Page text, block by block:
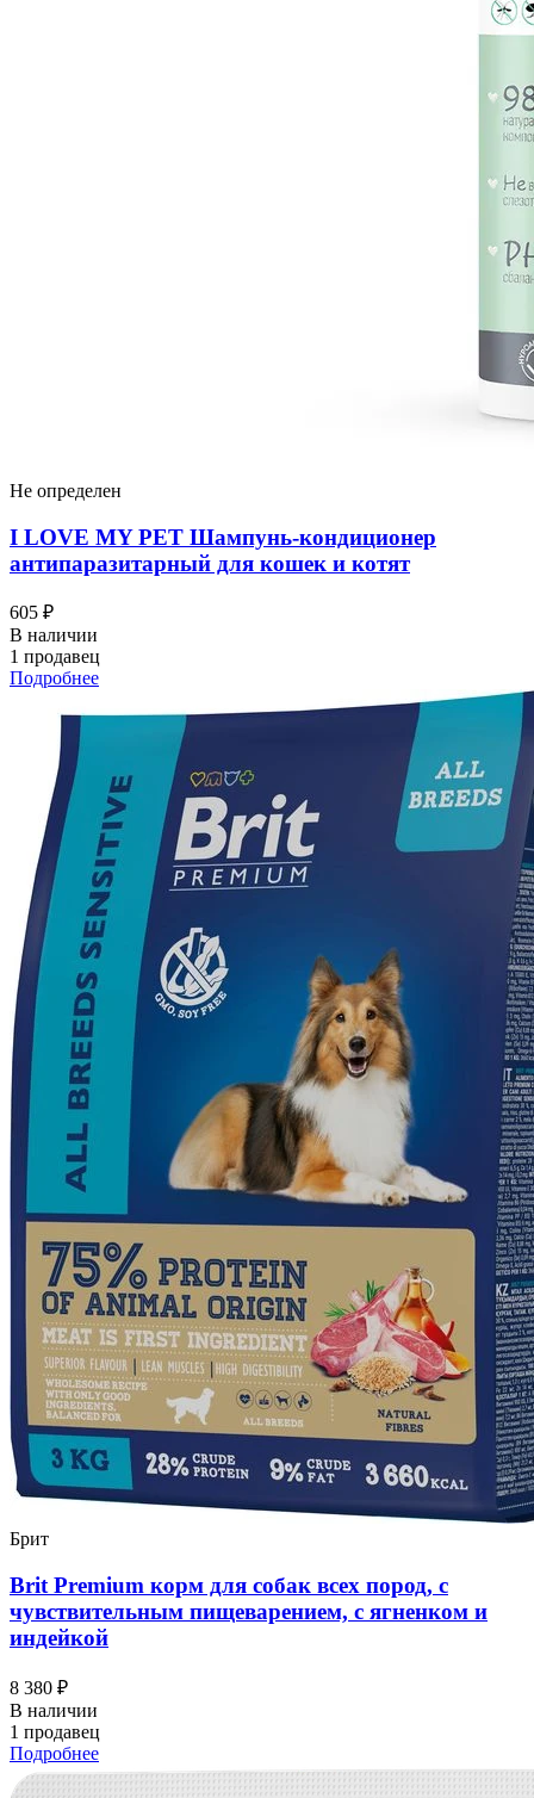
Не определен
I LOVЕ MY PET Шампунь-кондиционер
антипаразитарный для кошек и котят
605 ₽
В наличии
1 продавец
Подробнее
Брит
Brit Premium корм для собак всех пород, с
чувствительным пищеварением, с ягненком и
индейкой
8 380 ₽
В наличии
1 продавец
Подробнее